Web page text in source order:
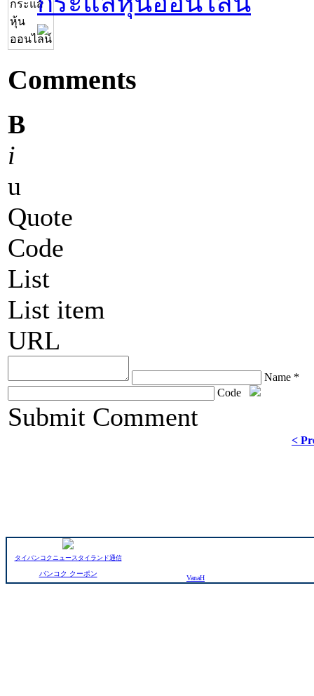
Comments
B
i
u
Quote
Code
List
List item
URL
Name *
Code
Submit Comment
<
タイバンコクニュースタイランド通信
バンコク クーポン
VanaH